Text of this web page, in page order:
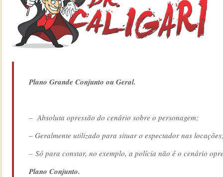
Plano Grande Conjunto ou Geral.
– Absoluta opressão do cenário sobre o personagem;
– Geralmente utilizado para situar o espectador nas
– Só para constar, no exemplo, a polícia não é o cenário
Plano Conjunto.